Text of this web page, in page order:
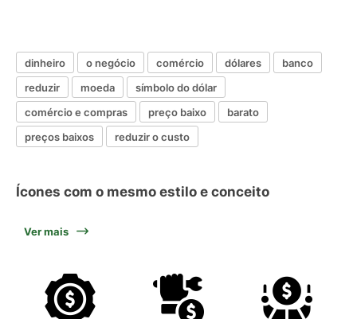
dinheiro o negócio comércio dólares
banco
reduzir
moeda
símbolo do dólar
comércio e compras
preço baixo
barato
preços baixos
reduzir o custo
Ícones com o mesmo estilo e conceito
Ver mais